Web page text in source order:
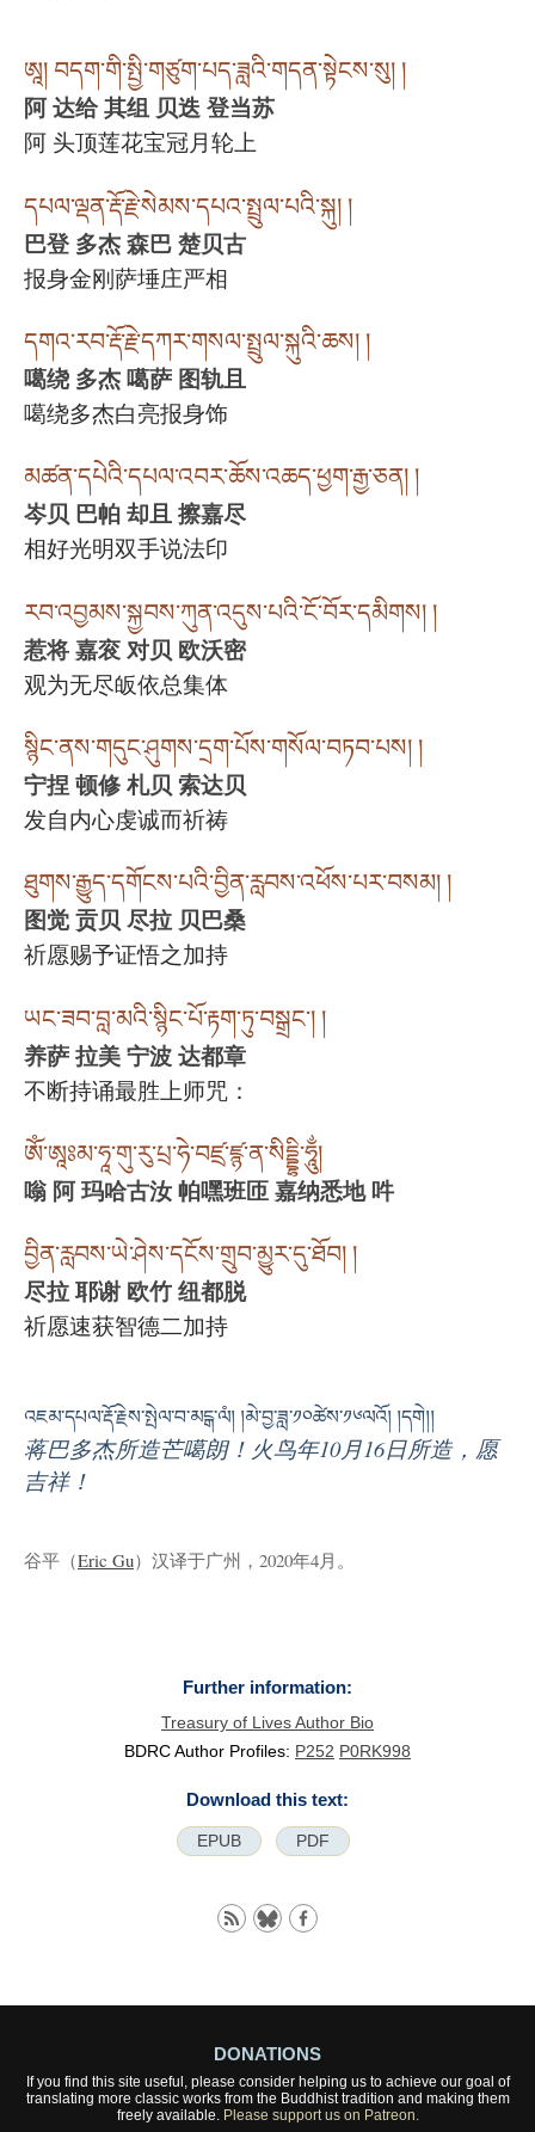
ཨཱ། བདག་གི་སྤྱི་གཙུག་པད་ཟླའི་གདན་སྟེངས་སུ། །
阿 达给 其组 贝迭 登当苏
阿 头顶莲花宝冠月轮上
དཔལ་ལྡན་རྡོ་རྗེ་སེམས་དཔའ་སྤྲུལ་པའི་སྐུ། །
巴登 多杰 森巴 楚贝古
报身金刚萨埵庄严相
དགའ་རབ་རྡོ་རྗེ་དཀར་གསལ་སྤྲུལ་སྐུའི་ཆས། །
噶绕 多杰 噶萨 图轨且
噶绕多杰白亮报身饰
མཚན་དཔེའི་དཔལ་འབར་ཆོས་འཆད་ཕྱག་རྒྱ་ཅན། །
岑贝 巴帕 却且 擦嘉尽
相好光明双手说法印
རབ་འབྱམས་སྐྱབས་ཀུན་འདུས་པའི་ངོ་བོར་དམིགས། །
惹将 嘉衮 对贝 欧沃密
观为无尽皈依总集体
སྙིང་ནས་གདུང་ཤུགས་དྲག་པོས་གསོལ་བཏབ་པས། །
宁捏 顿修 札贝 索达贝
发自内心虔诚而祈祷
ཐུགས་རྒྱུད་དགོངས་པའི་བྱིན་རླབས་འཕོས་པར་བསམ། །
图觉 贡贝 尽拉 贝巴桑
祈愿赐予证悟之加持
ཡང་ཟབ་བླ་མའི་སྙིང་པོ་རྟག་ཏུ་བསྒྲང་། །
养萨 拉美 宁波 达都章
不断持诵最胜上师咒：
ཨོཾ་ཨཱཿམ་ཧཱ་གུ་རུ་པྲ་ཧེ་བཛྲ་ཛྙ་ན་སིདྡྷི་ཧཱུྂ།
嗡 阿 玛哈古汝 帕嘿班匝 嘉纳悉地 吽
བྱིན་རླབས་ཡེ་ཤེས་དངོས་གྲུབ་མྱུར་དུ་ཐོབ། །
尽拉 耶谢 欧竹 纽都脱
祈愿速获智德二加持
འཇམ་དཔལ་རྡོ་རྗེས་སྤེལ་བ་མངྒ་ལཾ། །མེ་བྱ་ཟླ་༡༠ཚེས་༡༦ལའོ། །དགེ།།
蒋巴多杰所造芒噶朗！火鸟年10月16日所造，愿
吉祥！
谷平（Eric Gu）汉译于广州，2020年4月。
Further information:
Treasury of Lives Author Bio
BDRC Author Profiles: P252 P0RK998
Download this text:
EPUB PDF
DONATIONS
If you find this site useful, please consider helping us to achieve our goal of
translating more classic works from the Buddhist tradition and making them
freely available. Please support us on Patreon.